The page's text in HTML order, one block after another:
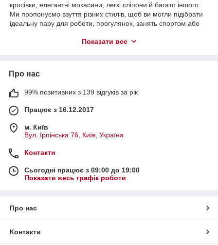
кросівки, елегантні мокасини, легкі сліпони й багато іншого.
Ми пропонуємо взуття різних стилів, щоб ви могли підібрати
ідеальну пару для роботи, прогулянок, занять спортом або
ваші особливості та переваги, забезпечуючи комфорт і
Показати все
Про нас
99% позитивних з 139 відгуків за рік
Працює з 16.12.2017
м. Київ
Вул. Ірпінська 76, Київ, Україна
Контакти
Сьогодні працює з 09:00 до 19:00
Показати весь графік роботи
Про нас
Контакти